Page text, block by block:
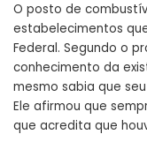
O posto de
estabelecimentos
Federal. Segundo o
conhecimento da
mesmo sabia que
Ele afirmou que
que acredita que